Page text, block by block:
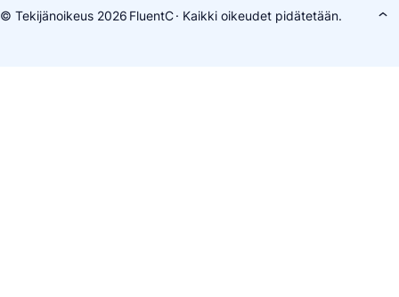
© Tekijänoikeus 2026 FluentC· Kaikki oikeudet pidätetään.